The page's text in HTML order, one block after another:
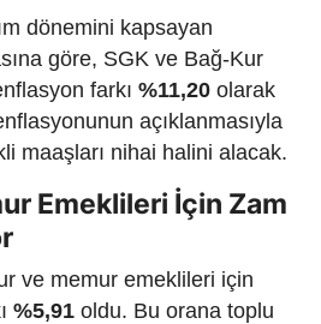
dönemini kapsayan
göre, SGK ve Bağ-Kur
farkı %11,20 olarak
açıklanmasıyla
maaşları nihai halini alacak.
Emeklileri İçin Zam
ve memur emeklileri için
%5,91 oldu. Bu orana toplu